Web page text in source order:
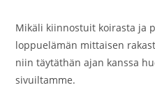
Mikäli kiinnostuit koirasta ja
loppuelämän mittaisen
niin täytäthän ajan kanssa
sivuiltamme.